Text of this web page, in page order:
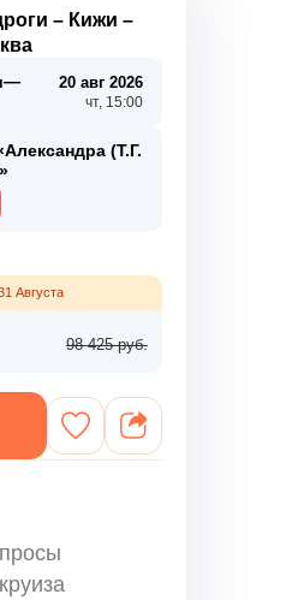
– Кижи –
— 20 авг 2026
чт, 15:00
(Т.Г.
Августа
98 425 руб.